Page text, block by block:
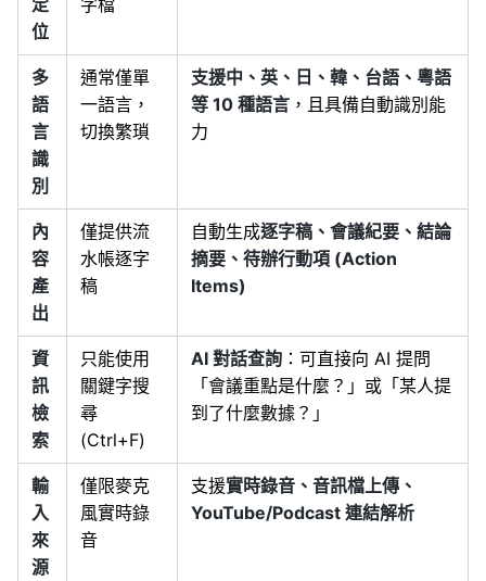
位
多
語
言
識
別
通常僅單
一語言，
切換繁瑣
支援中、英、日、韓、台語、粵語
等 10 種語言 ，且具備自動識別能
力
內
容
產
出
僅提供流
水帳逐字
稿
自動生成逐字稿、會議紀要、結論
摘要、待辦行動項 (Action
Items)
資
訊
檢
索
只能使用
關鍵字搜
尋
(Ctrl+F)
AI 對話查詢 ：可直接向 AI 提問
「會議重點是什麼？」或「某人提
到了什麼數據？」
輸
入
來
源
僅限麥克
風實時錄
音
支援實時錄音、音訊檔上傳、
YouTube/Podcast 連結解析